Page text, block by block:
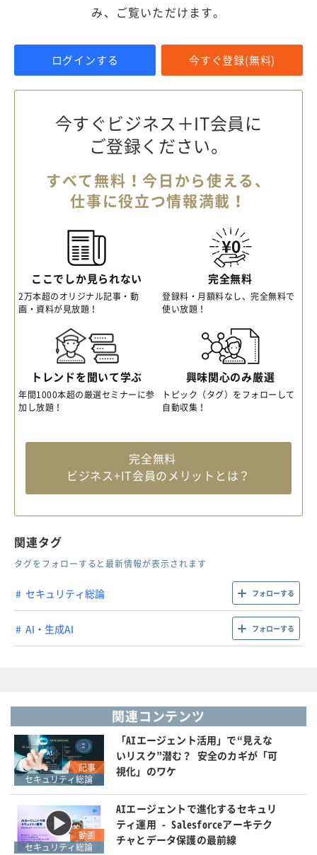
み、ご覧いただけます。
ログインする 今すぐ登録(無料)
今すぐビジネス＋IT会員に
ご登録ください。
すべて無料！今日から使える、
仕事に役立つ情報満載！
ここでしか見られない
2万本超のオリジナル記事・動
画・資料が見放題！
完全無料
登録料・月額料なし、完全無料で
使い放題！
トレンドを聞いて学ぶ
年間1000本超の厳選セミナーに参
加し放題！
興味関心のみ厳選
トピック（タグ）をフォローして
自動収集！
完全無料
ビジネス+IT会員のメリットとは？
関連タグ
タグをフォローすると最新情報が表示されます
セキュリティ総論 フォローする
AI・生成AI フォローする
関連コンテンツ
記事
セキュリティ総論
「AIエージェント活用」で“見えな
いリスク”潜む？ 安全のカギが「可
視化」のワケ
動画
セキュリティ総論
AIエージェントで進化するセキュリ
ティ運用 - Salesforceアーキテク
チャとデータ保護の最前線